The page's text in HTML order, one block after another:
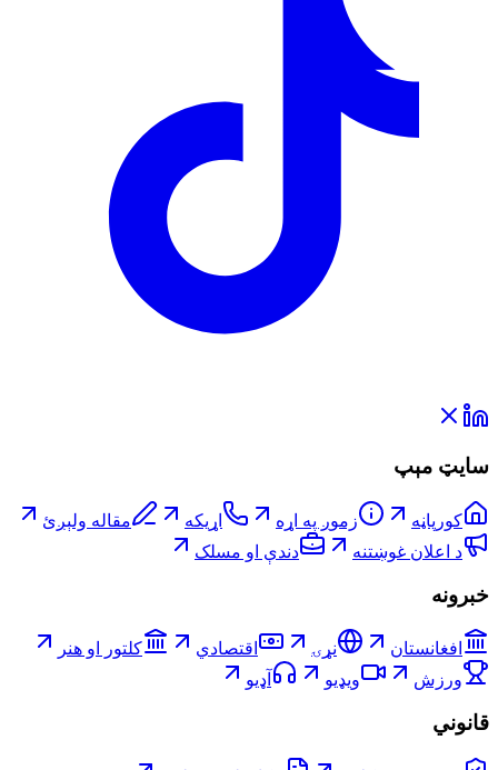
سایټ مېپ
کورپاڼه زموږ په اړه اړیکه
مقاله ولېږئ
د اعلان غوښتنه
دندې او مسلک
خبرونه
افغانستان نړۍ اقتصادي
کلتور او هنر
ورزش
ویډیو آډیو
قانوني